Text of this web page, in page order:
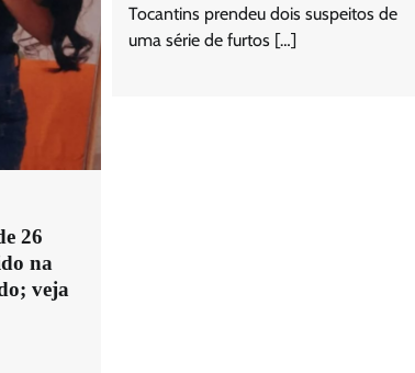
26
na
veja
Tocantins prendeu dois suspeitos de
uma série de furtos […]